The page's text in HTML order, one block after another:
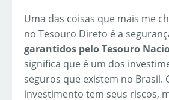
Uma das coisas que mais me
no Tesouro Direto é a
garantidos pelo Tesouro
significa que é um dos
seguros que existem no Brasil.
investimento tem seus riscos,